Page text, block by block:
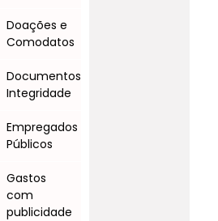
Doações e
Comodatos
Documentos
Integridade
Empregados
Públicos
Gastos
com
publicidade